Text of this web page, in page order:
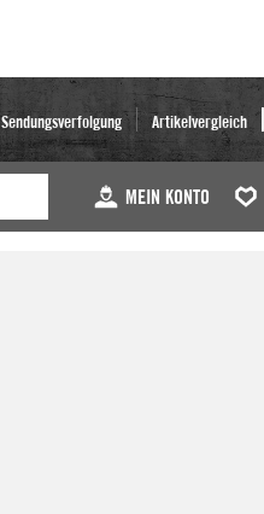
Sendungsverfolgung Artikelvergleich
MEIN KONTO